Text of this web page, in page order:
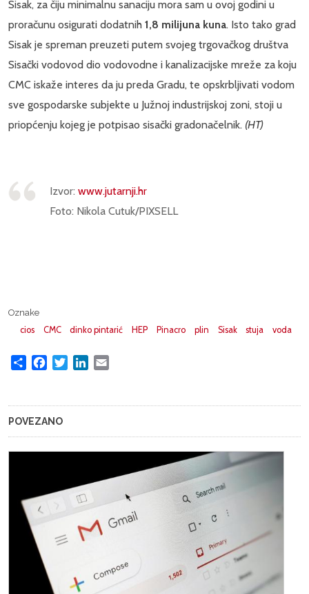
Sisak, za čiju minimalnu sanaciju mora sam u ovoj godini u
proračunu osigurati dodatnih 1,8 milijuna kuna. Isto tako grad
Sisak je spreman preuzeti putem svojeg trgovačkog društva
Sisački vodovod dio vodovodne i kanalizacijske mreže za koju
CMC iskaže interes da ju preda Gradu, te opskrbljivati vodom
sve gospodarske subjekte u Južnoj industrijskoj zoni, stoji u
priopćenju kojeg je potpisao sisački gradonačelnik. (HT)
Izvor: www.jutarnji.hr
Foto: Nikola Cutuk/PIXSELL
Oznake
cios
CMC dinko pintarić HEP Pinacro plin Sisak stuja voda
Share FacebookTwitterLinkedIn
POVEZANO